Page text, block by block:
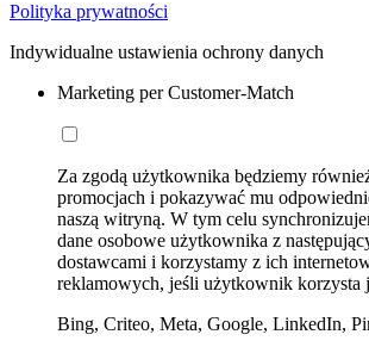
Polityka prywatności
Indywidualne ustawienia ochrony danych
Marketing per Customer-Match
Za zgodą użytkownika będziemy
promocjach i pokazywać mu
naszą witryną. W tym celu
dane osobowe użytkownika z
dostawcami i korzystamy z ich
reklamowych, jeśli użytkownik korzysta
Bing, Criteo, Meta, Google, LinkedIn,